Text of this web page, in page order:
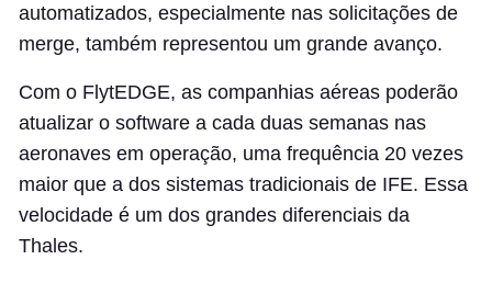
automatizados, especialmente nas solicitações de
merge, também representou um grande avanço.
Com o FlytEDGE, as companhias aéreas poderão
atualizar o software a cada duas semanas nas
aeronaves em operação, uma frequência 20 vezes
maior que a dos sistemas tradicionais de IFE. Essa
velocidade é um dos grandes diferenciais da
Thales.